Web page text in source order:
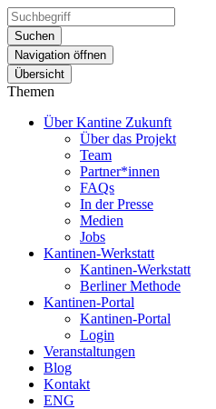
Suchen
Navigation öffnen
Übersicht
Themen
Über Kantine Zukunft
Über das Projekt
Team
Partner*innen
FAQs
In der Presse
Medien
Jobs
Kantinen-Werkstatt
Kantinen-Werkstatt
Berliner Methode
Kantinen-Portal
Kantinen-Portal
Login
Veranstaltungen
Blog
Kontakt
ENG